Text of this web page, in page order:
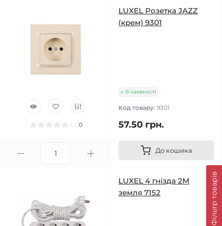
Фільтр товарів
0
LUXEL Розетка JAZZ
(крем) 9301
В наявності
Код товару: 9301
57.50 грн.
До кошика
LUXEL 4 гнізда 2М
земля 7152